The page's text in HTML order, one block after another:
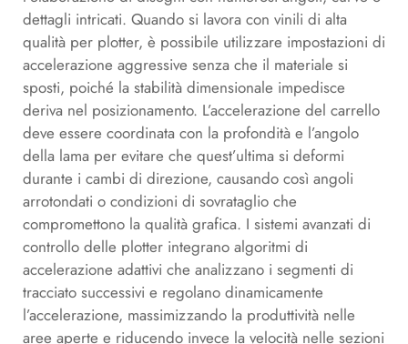
dettagli intricati. Quando si lavora con vinili di alta
qualità per plotter, è possibile utilizzare impostazioni di
accelerazione aggressive senza che il materiale si
sposti, poiché la stabilità dimensionale impedisce
deriva nel posizionamento. L’accelerazione del carrello
deve essere coordinata con la profondità e l’angolo
della lama per evitare che quest’ultima si deformi
durante i cambi di direzione, causando così angoli
arrotondati o condizioni di sovrataglio che
compromettono la qualità grafica. I sistemi avanzati di
controllo delle plotter integrano algoritmi di
accelerazione adattivi che analizzano i segmenti di
tracciato successivi e regolano dinamicamente
l’accelerazione, massimizzando la produttività nelle
aree aperte e riducendo invece la velocità nelle sezioni